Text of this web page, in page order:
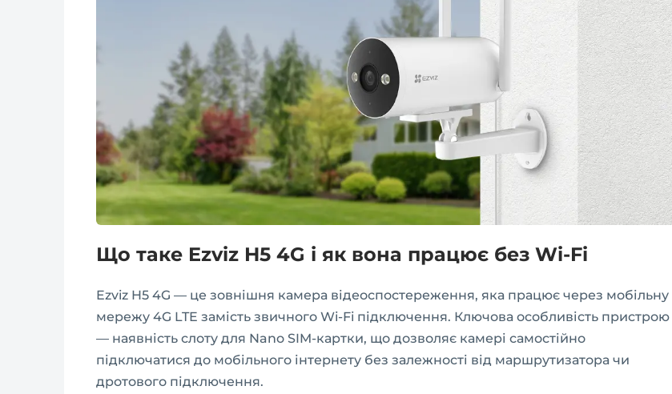
Що таке Ezviz H5 4G і як вона працює без Wi-Fi
Ezviz H5 4G — це зовнішня камера відеоспостереження, яка працює через мобільну
мережу 4G LTE замість звичного Wi-Fi підключення. Ключова особливість пристрою
— наявність слоту для Nano SIM-картки, що дозволяє камері самостійно
підключатися до мобільного інтернету без залежності від маршрутизатора чи
дротового підключення.